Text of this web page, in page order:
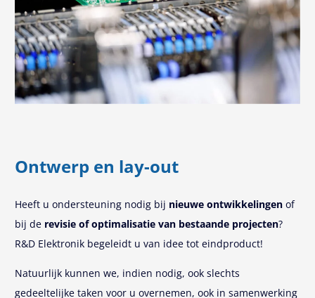
Ontwerp en lay-out
Heeft u ondersteuning nodig bij nieuwe ontwikkelingen of
bij de revisie of optimalisatie van bestaande projecten?
R&D Elektronik begeleidt u van idee tot eindproduct!
Natuurlijk kunnen we, indien nodig, ook slechts
gedeeltelijke taken voor u overnemen, ook in samenwerking